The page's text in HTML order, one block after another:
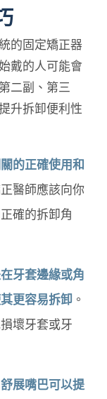
的固定矯正器
戴的人可能會
二副、第三
升拆卸便利性
的正確使用和
醫師應該向你
確的拆卸角
牙套邊緣或角
更容易拆卸 。
壞牙套或牙
舒展嘴巴可以提